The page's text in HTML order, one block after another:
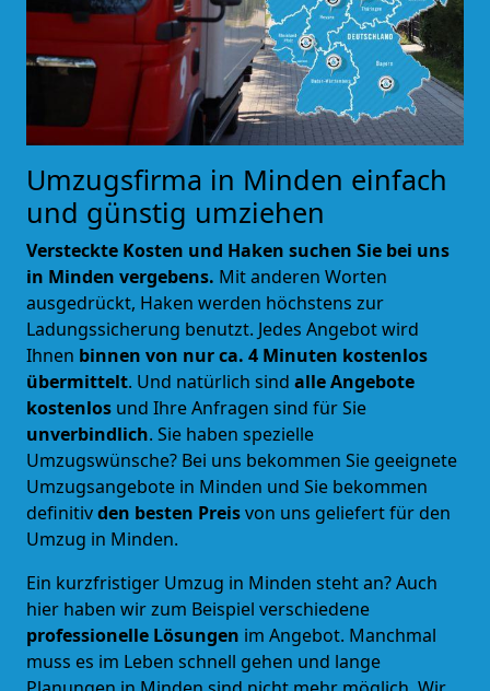
Umzugsfirma in Minden einfach
und günstig umziehen
Versteckte Kosten und Haken suchen Sie bei uns
in Minden vergebens. Mit anderen Worten
ausgedrückt, Haken werden höchstens zur
Ladungssicherung benutzt. Jedes Angebot wird
Ihnen binnen von nur ca. 4 Minuten kostenlos
übermittelt. Und natürlich sind alle Angebote
kostenlos und Ihre Anfragen sind für Sie
unverbindlich. Sie haben spezielle
Umzugswünsche? Bei uns bekommen Sie geeignete
Umzugsangebote in Minden und Sie bekommen
definitivden besten Preisvon uns geliefert für den
Umzug in Minden.
Ein kurzfristiger Umzug in Minden steht an? Auch
hier haben wir zum Beispiel verschiedene
professionelle Lösungen im Angebot. Manchmal
muss es im Leben schnell gehen und lange